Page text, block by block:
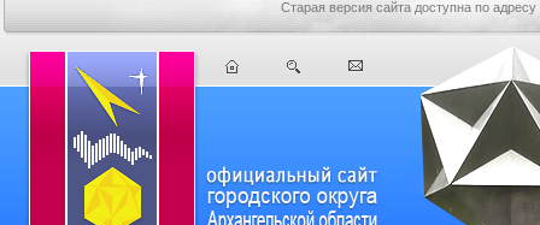
Старая версия сайта доступна по адресу